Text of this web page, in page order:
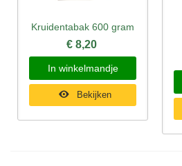
Kruidentabak 600 gram
€ 8,20
In winkelmandje
Bekijken